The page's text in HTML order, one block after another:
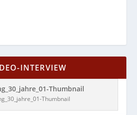
INTERVIEW
Thumbnail